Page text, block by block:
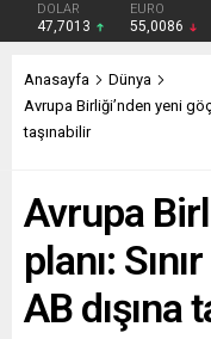
DOLAR
47,7013
EURO
55,0086
Anasayfa
Dünya
Avrupa Birliği’nden yeni göç
taşınabilir
Avrupa
planı:
AB dışına